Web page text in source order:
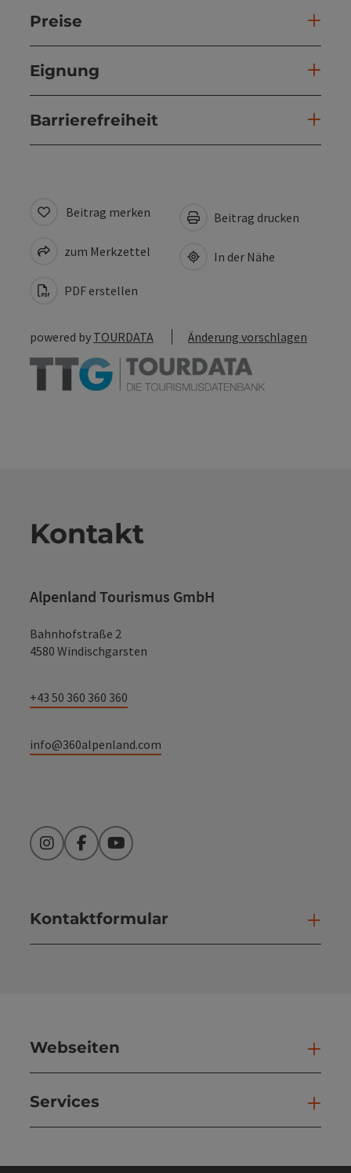
Preise
Eignung
Barrierefreiheit
Beitrag merken
zum Merkzettel
PDF erstellen
Beitrag drucken
In der Nähe
powered by TOURDATA Änderung vorschlagen
Kontakt
Alpenland Tourismus GmbH
Bahnhofstraße 2
4580 Windischgarsten
+43 50 360 360 360
info@360alpenland.com
InstagramFacebookYouTube
Kontaktformular
Webseiten
Services